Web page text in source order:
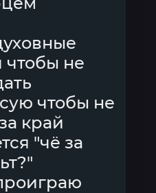
чтобы не
чтобы не
край
"чё за